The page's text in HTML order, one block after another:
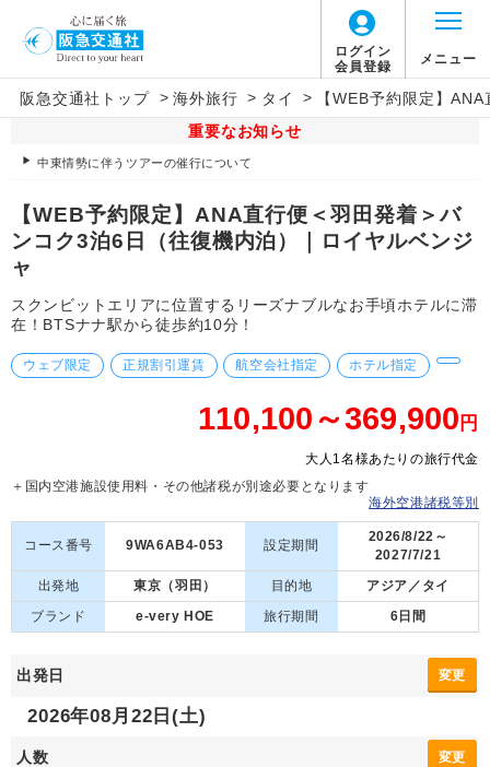
ログイン
会員登録
メニュー
阪急交通社トップ > 海外旅行 > タイ >
【WEB予約限定】
重要なお知らせ
中東情勢に伴うツアーの催行について
【WEB予約限定】ANA直行便＜羽田発着＞バ
ンコク3泊6日（往復機内泊）｜ロイヤルベンジ
ャ
スクンビットエリアに位置するリーズナブルなお手頃ホテルに滞
在！BTSナナ駅から徒歩約10分！
ウェブ限定 正規割引運賃 航空会社指定 ホテル指定
110,100～369,900 円
大人1名様あたりの旅行代金
＋国内空港施設使用料・その他諸税が別途必要となります
海外空港諸税等別
コース番号 9WA6AB4-053 設定期間
2026/8/22～
2027/7/21
出発地
東京（羽田） 目的地
アジア／タイ
ブランド
e-very HOE 旅行期間 6日間
出発日 変更
2026年08月22日(土)
人数 変更